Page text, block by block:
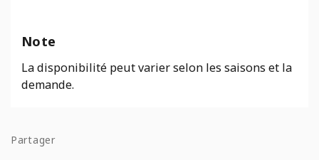
Note
La disponibilité peut varier selon les saisons et la
demande.
Partager